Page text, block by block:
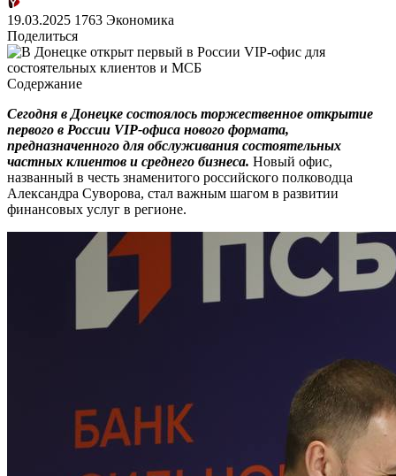
19.03.2025 1763 Экономика
Поделиться
Содержание
Сегодня в Донецке состоялось торжественное открытие
первого в России VIP-офиса нового формата,
предназначенного для обслуживания состоятельных
частных клиентов и среднего бизнеса. Новый офис,
названный в честь знаменитого российского полководца
Александра Суворова, стал важным шагом в развитии
финансовых услуг в регионе.